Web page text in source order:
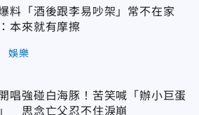
料「酒後跟李易吵架」常不在家
本來就有摩擦
娛樂
唱強碰白海豚！苦笑喊「辦小巨蛋
思念亡父忍不住淚崩